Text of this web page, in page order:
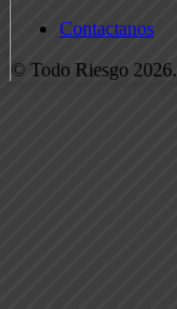
Contactanos
© Todo Riesgo 2026.